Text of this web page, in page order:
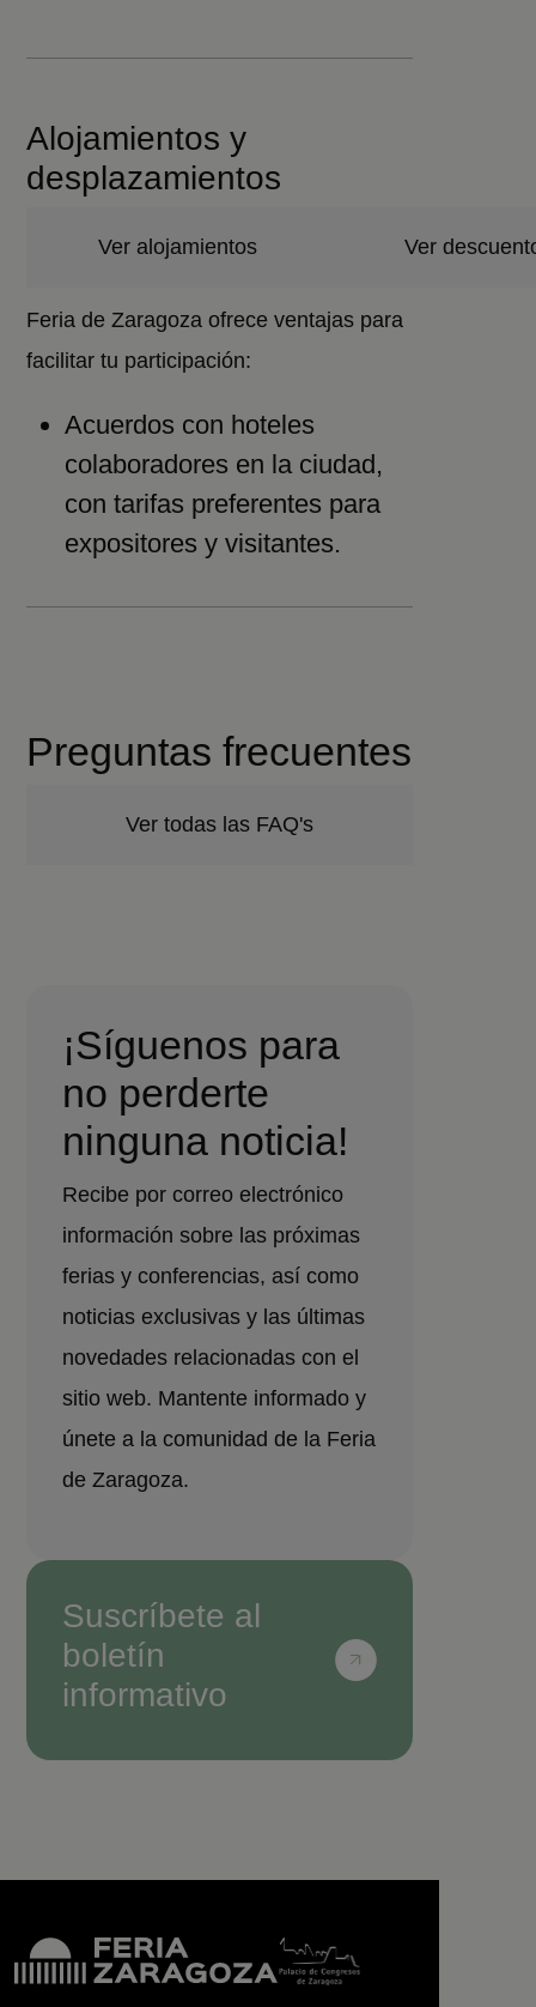
Alojamientos y
desplazamientos
Ver alojamientos Ver
Feria de Zaragoza ofrece ventajas para
facilitar tu participación:
Acuerdos con hoteles
colaboradores en la ciudad,
con tarifas preferentes para
expositores y visitantes.
Preguntas frecuentes
Ver todas las FAQ's
¡Síguenos para
no perderte
ninguna noticia!
Recibe por correo electrónico
información sobre las próximas
ferias y conferencias, así como
noticias exclusivas y las últimas
novedades relacionadas con el
sitio web. Mantente informado y
únete a la comunidad de la Feria
de Zaragoza.
Suscríbete al
boletín
informativo